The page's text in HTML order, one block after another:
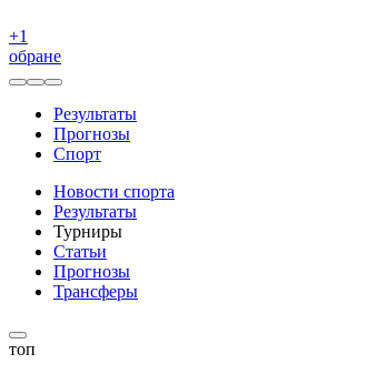
+1
обране
Результаты
Прогнозы
Спорт
Новости спорта
Результаты
Турниры
Статьи
Прогнозы
Трансферы
топ